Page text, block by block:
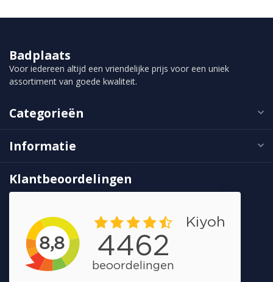
Badplaats
Voor iedereen altijd een vriendelijke prijs voor een uniek
assortiment van goede kwaliteit.
Categorieën
Informatie
Klantbeoordelingen